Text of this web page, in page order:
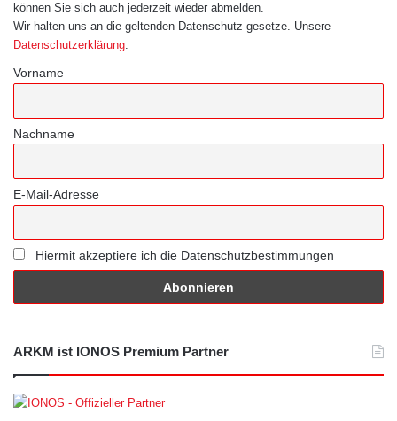
können Sie sich auch jederzeit wieder abmelden.
Wir halten uns an die geltenden Datenschutz-gesetze. Unsere
Datenschutzerklärung.
Vorname
Nachname
E-Mail-Adresse
Hiermit akzeptiere ich die Datenschutzbestimmungen
ARKM ist IONOS Premium Partner